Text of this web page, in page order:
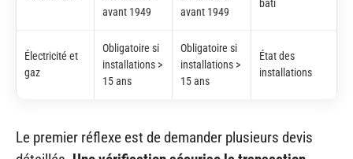
avant 1949
avant 1949
bâti
Électricité et
gaz
Obligatoire si
installations >
15 ans
Obligatoire si
installations >
15 ans
État des
installations
Le premier réflexe est de demander plusieurs devis